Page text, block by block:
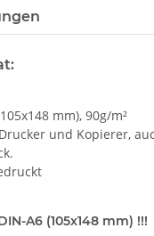
mm), 90g/m²
und Kopierer,
A6 (105x148 mm) !!!